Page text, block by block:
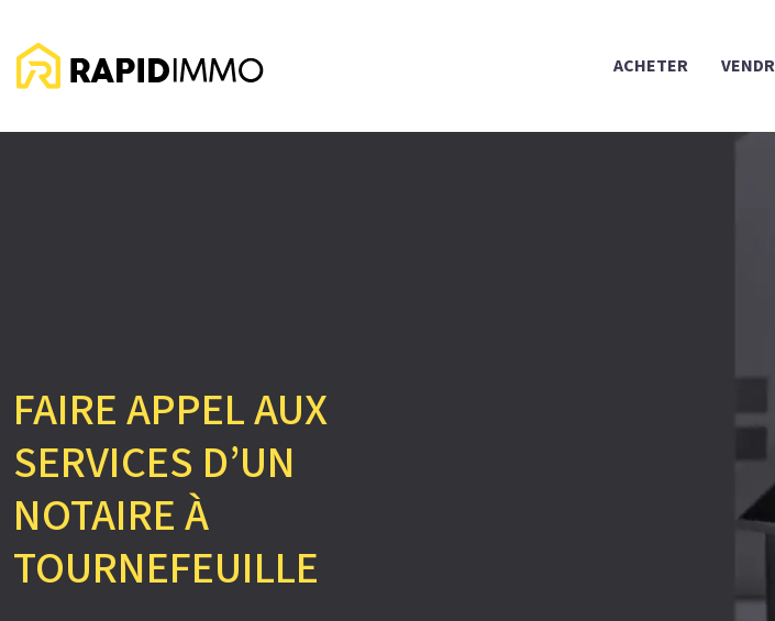
ACHETER
FAIRE APPEL AUX
SERVICES D’UN
NOTAIRE À
TOURNEFEUILLE